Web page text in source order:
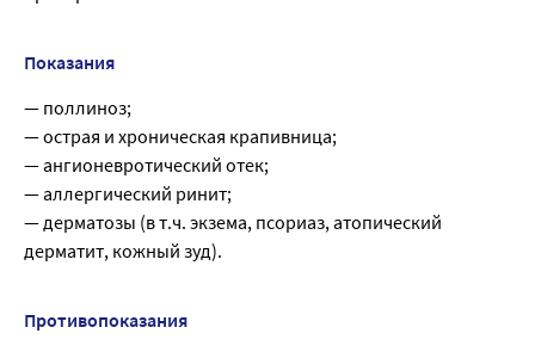
Показания
— поллиноз;
— острая и хроническая крапивница;
— ангионевротический отек;
— аллергический ринит;
— дерматозы (в т.ч. экзема, псориаз, атопический
дерматит, кожный зуд).
Противопоказания